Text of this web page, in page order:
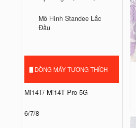
Mô Hình Standee Lắc
Đầu
DÒNG MÁY TƯƠNG THÍCH
Mi14T/ Mi14T Pro 5G
6/7/8